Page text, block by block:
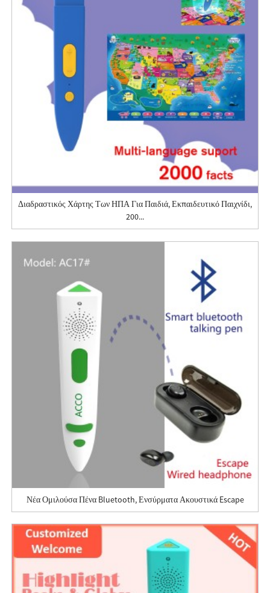
Διαδραστικός Χάρτης Των ΗΠΑ Για Παιδιά, Εκπαιδευτικό Παιχνίδι,
200...
Νέα Ομιλούσα Πένα Bluetooth, Ενσύρματα Ακουστικά Escape